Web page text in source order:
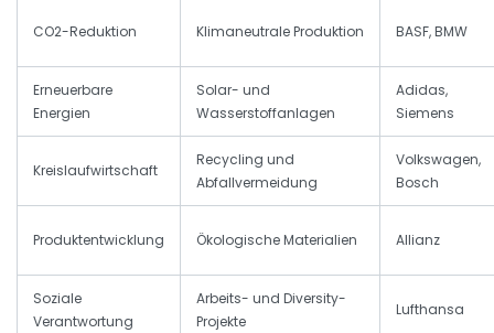
CO2-Reduktion Klimaneutrale Produktion BASF, BMW
Erneuerbare
Energien
Solar- und
Wasserstoffanlagen
Adidas,
Siemens
Kreislaufwirtschaft
Recycling und
Abfallvermeidung
Volkswagen,
Bosch
Produktentwicklung Ökologische Materialien Allianz
Soziale
Verantwortung
Arbeits- und Diversity-
Projekte
Lufthansa